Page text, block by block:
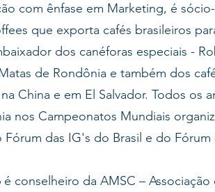
com ênfase em Marketing, é
que exporta cafés brasileiros
dos canéforas especiais -
de Rondônia e também dos
China e em El Salvador. Todos os
nos Campeonatos Mundiais
das IG's do Brasil e do Fórum
é conselheiro da AMSC –